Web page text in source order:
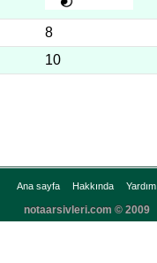
8
10
Ana sayfa Hakkında Yardım
notaarsivleri.com © 2009